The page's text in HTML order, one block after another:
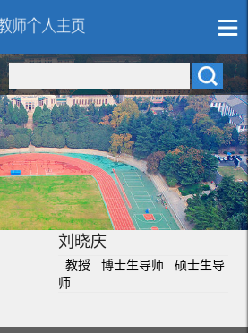
刘晓庆
教授 博士生导师 硕士生导
师